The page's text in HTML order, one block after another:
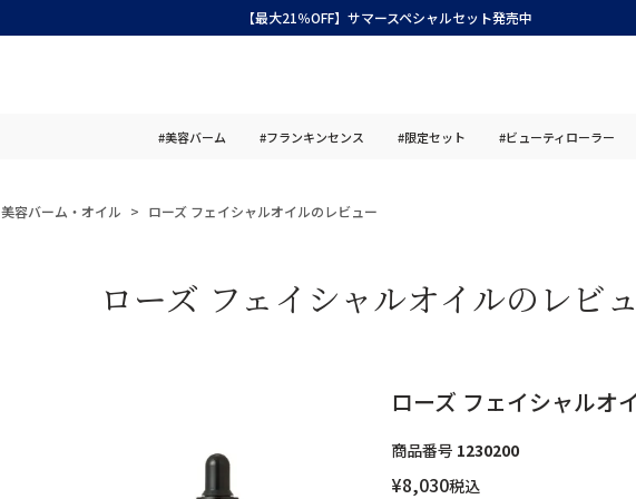
【最大21％OFF】サマースペシャルセット発売中
#美容バーム #フランキンセンス #限定セット #ビューティローラー
美容バーム・オイル ローズ フェイシャルオイルのレビュー
ローズ フェイシャルオイルのレビ
ローズ フェイシャルオ
商品番号 1230200
¥8,030税込